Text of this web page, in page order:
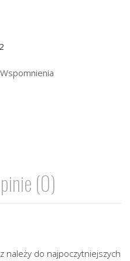
(0)
należy do najpoczytniejszych